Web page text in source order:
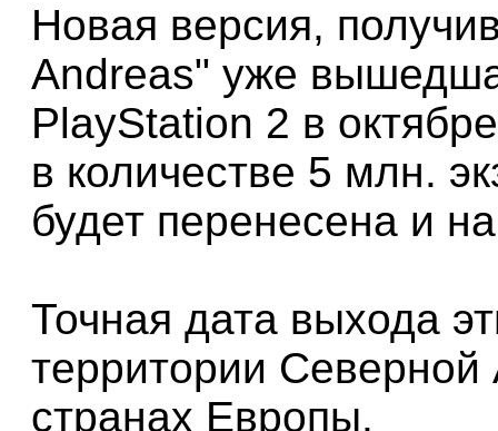
Новая версия,
Andreas" уже
PlayStation 2 в
в количестве 5 млн.
будет перенесена и
Точная дата выхода
территории
странах Европы.